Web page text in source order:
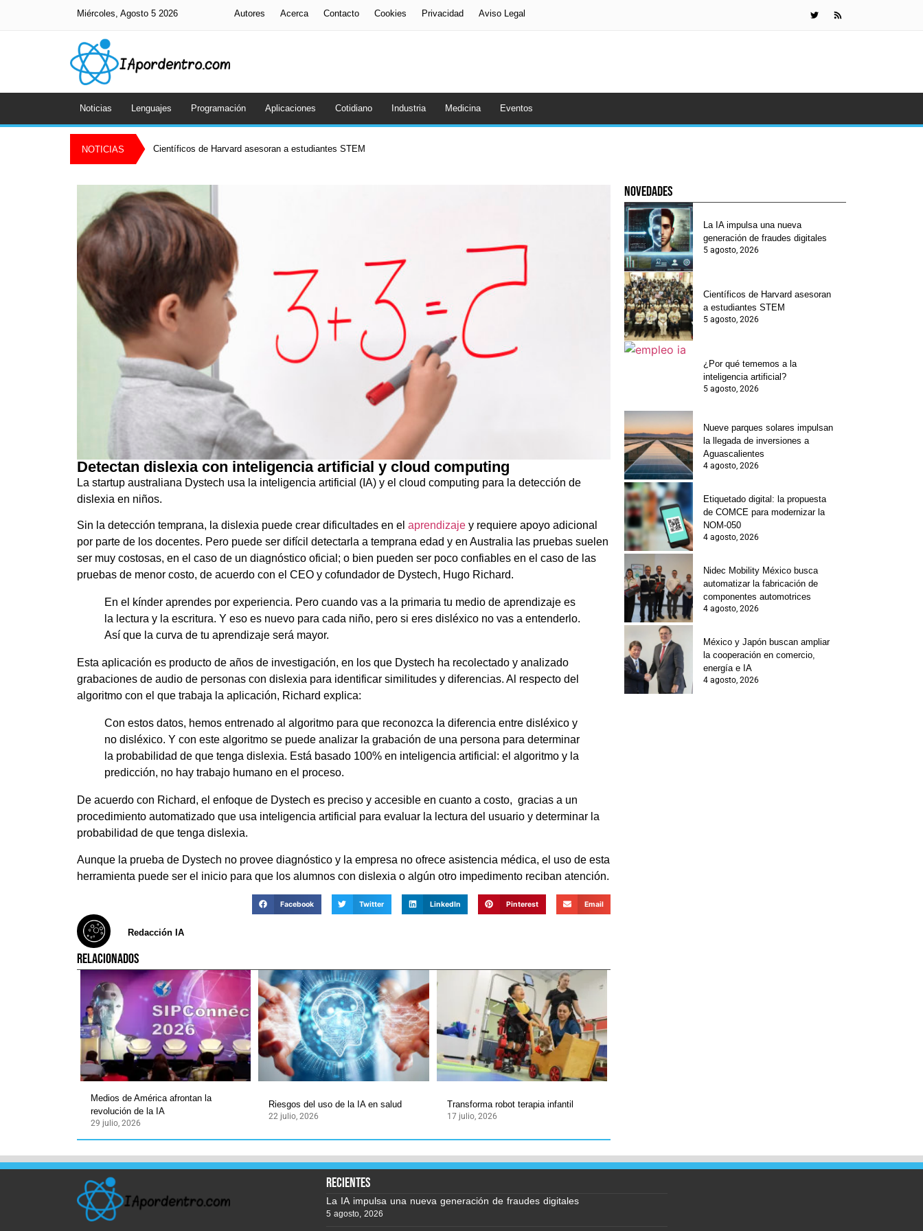
Miércoles, Agosto 5 2026 Autores Acerca Contacto Cookies Privacidad Aviso Legal
Noticias Lenguajes Programación Aplicaciones Cotidiano Industria Medicina Eventos
NOTICIAS Científicos de Harvard asesoran a estudiantes STEM
Detectan dislexia con inteligencia artificial y cloud computing
La startup australiana Dystech usa la inteligencia artificial (IA) y el cloud computing para la detección de
dislexia en niños.
Sin la detección temprana, la dislexia puede crear dificultades en el aprendizaje y requiere apoyo adicional
por parte de los docentes. Pero puede ser difícil detectarla a temprana edad y en Australia las pruebas suelen
ser muy costosas, en el caso de un diagnóstico oficial; o bien pueden ser poco confiables en el caso de las
pruebas de menor costo, de acuerdo con el CEO y cofundador de Dystech, Hugo Richard.
En el kínder aprendes por experiencia. Pero cuando vas a la primaria tu medio de aprendizaje es
la lectura y la escritura. Y eso es nuevo para cada niño, pero si eres disléxico no vas a entenderlo.
Así que la curva de tu aprendizaje será mayor.
Esta aplicación es producto de años de investigación, en los que Dystech ha recolectado y analizado
grabaciones de audio de personas con dislexia para identificar similitudes y diferencias. Al respecto del
algoritmo con el que trabaja la aplicación, Richard explica:
Con estos datos, hemos entrenado al algoritmo para que reconozca la diferencia entre disléxico y
no disléxico. Y con este algoritmo se puede analizar la grabación de una persona para determinar
la probabilidad de que tenga dislexia. Está basado 100% en inteligencia artificial: el algoritmo y la
predicción, no hay trabajo humano en el proceso.
De acuerdo con Richard, el enfoque de Dystech es preciso y accesible en cuanto a costo, gracias a un
procedimiento automatizado que usa inteligencia artificial para evaluar la lectura del usuario y determinar la
probabilidad de que tenga dislexia.
Aunque la prueba de Dystech no provee diagnóstico y la empresa no ofrece asistencia médica, el uso de esta
herramienta puede ser el inicio para que los alumnos con dislexia o algún otro impedimento reciban atención.
Facebook Twitter LinkedIn Pinterest Email
Redacción IA
RELACIONADOS
Medios de América afrontan la
revolución de la IA
29 julio, 2026
Riesgos del uso de la IA en salud
22 julio, 2026
Transforma robot terapia infantil
17 julio, 2026
novedades
La IA impulsa una nueva
generación de fraudes digitales
5 agosto, 2026
Científicos de Harvard asesoran
a estudiantes STEM
5 agosto, 2026
¿Por qué tememos a la
inteligencia artificial?
5 agosto, 2026
Nueve parques solares impulsan
la llegada de inversiones a
Aguascalientes
4 agosto, 2026
Etiquetado digital: la propuesta
de COMCE para modernizar la
NOM-050
4 agosto, 2026
Nidec Mobility México busca
automatizar la fabricación de
componentes automotrices
4 agosto, 2026
México y Japón buscan ampliar
la cooperación en comercio,
energía e IA
4 agosto, 2026
recientes
La IA impulsa una nueva generación de fraudes digitales
5 agosto, 2026